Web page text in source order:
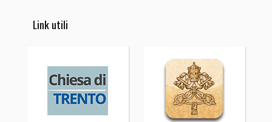
Link utili